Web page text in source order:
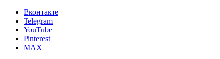
Вконтакте
Telegram
YouTube
Pinterest
MAX